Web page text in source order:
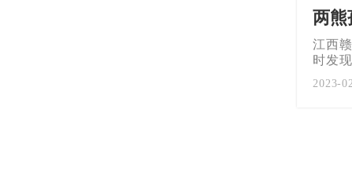
两熊
江西
时发
2023-